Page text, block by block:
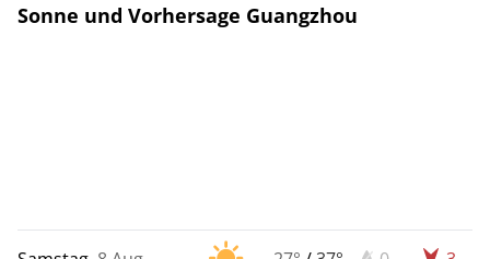
Sonne und Vorhersage Guangzhou